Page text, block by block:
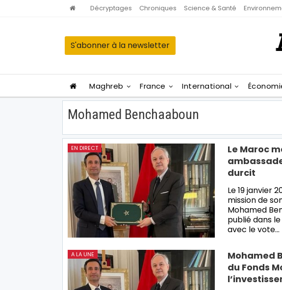
Décryptages Chroniques Science & Santé
S'abonner à la newsletter
Maghreb France International
Mohamed Benchaaboun
EN DIRECT
Le Maroc
durcit
Le 19 janvier
mission de
Mohamed
publié dans
avec le vote…
A LA UNE
Mohamed
du Fonds